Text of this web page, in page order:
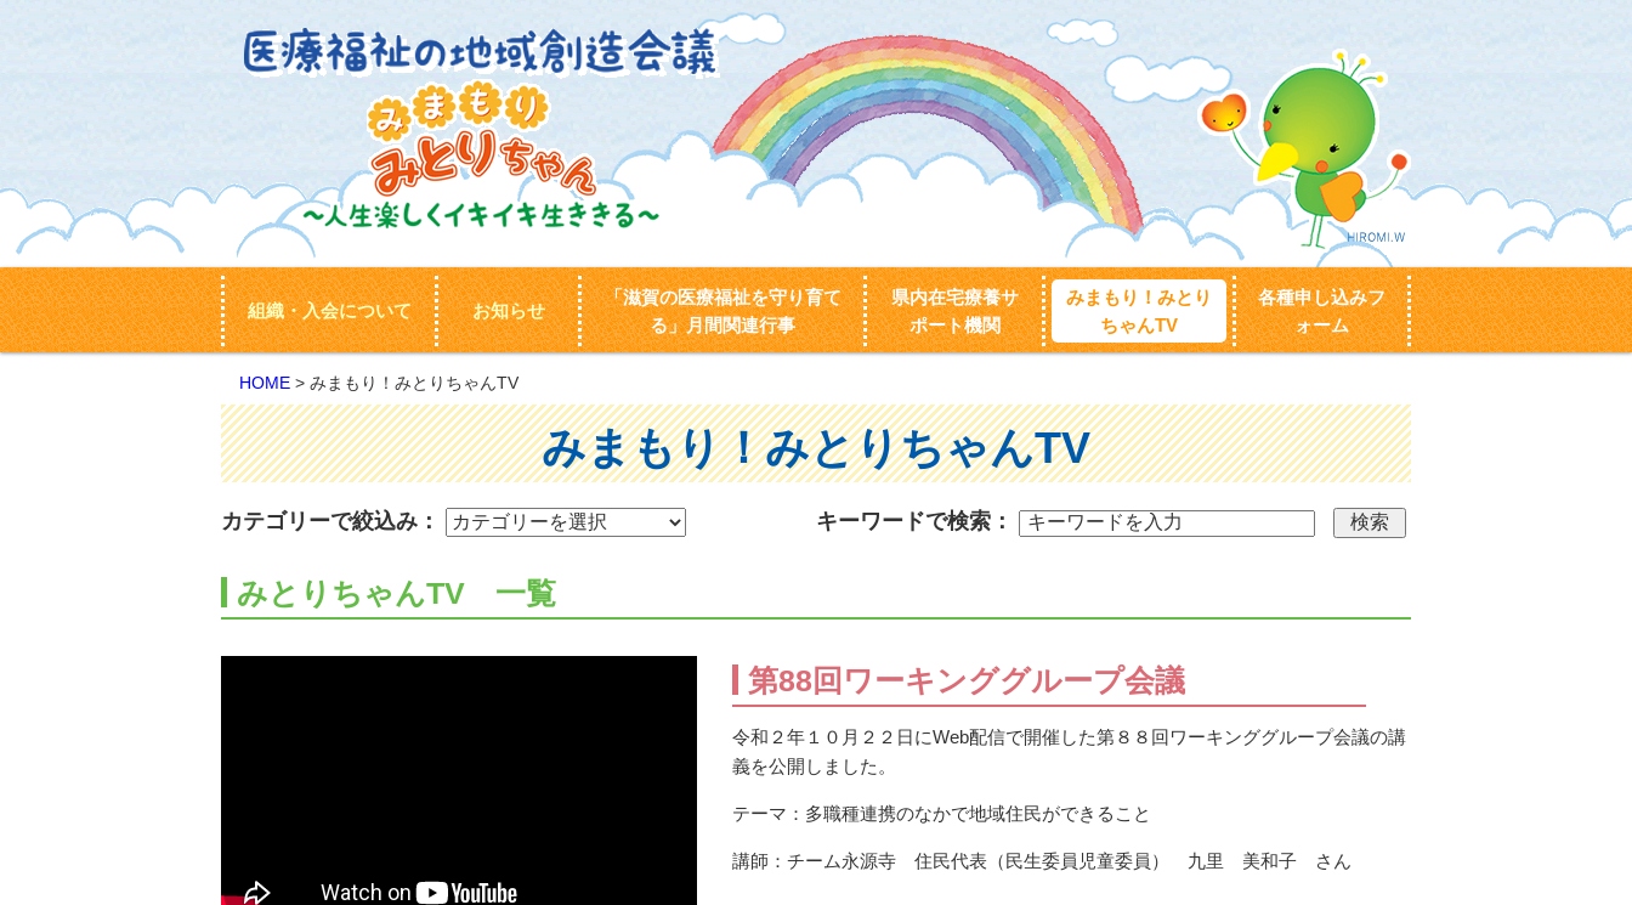
組織・入会について お知らせ
「滋賀の医療福祉を守り育て
る」月間関連行事
県内在宅療養サ
ポート機関
みまもり！みとり
ちゃんTV
各種申し込みフ
ォーム
HOME > みまもり！みとりちゃんTV
みまもり！みとりちゃんTV
カテゴリーで絞込み： キーワードで検索：
みとりちゃんTV 一覧
第88回ワーキンググループ会議
令和２年１０月２２日にWeb配信で開催した第８８回ワーキンググループ会議の講
義を公開しました。
テーマ：多職種連携のなかで地域住民ができること
講師：チーム永源寺 住民代表（民生委員児童委員） 九里 美和子 さん